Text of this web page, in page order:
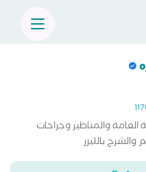
العامة والمناظير وجراحات
بالليزر